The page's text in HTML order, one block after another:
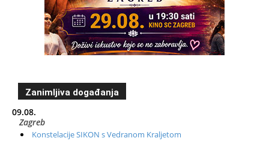
Zanimljiva događanja
09.08.
Zagreb
Konstelacije SIKON s Vedranom Kraljetom